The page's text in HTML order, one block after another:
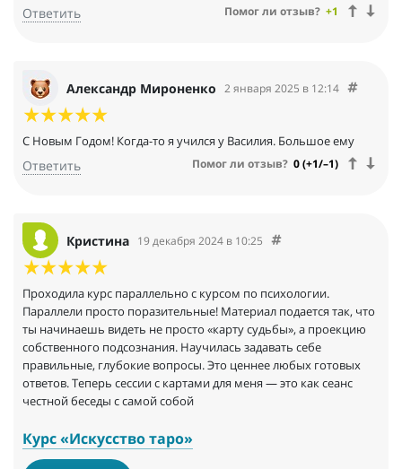
Ответить Помог ли отзыв? +1
Александр Мироненко 2 января 2025 в 12:14
С Новым Годом! Когда-то я учился у Василия. Большое ему
Ответить Помог ли отзыв? 0 (+1/–1)
Кристина 19 декабря 2024 в 10:25
Проходила курс параллельно с курсом по психологии.
Параллели просто поразительные! Материал подается так, что
ты начинаешь видеть не просто «карту судьбы», а проекцию
собственного подсознания. Научилась задавать себе
правильные, глубокие вопросы. Это ценнее любых готовых
ответов. Теперь сессии с картами для меня — это как сеанс
честной беседы с самой собой
Курс «Искусство таро»